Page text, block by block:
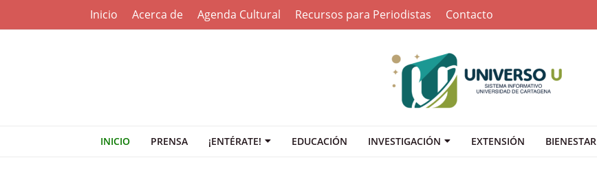
Inicio Acerca de Agenda Cultural Recursos para Periodistas Contacto
INICIO PRENSA ¡ENTÉRATE! EDUCACIÓN INVESTIGACIÓN EXTENSIÓN BIENESTAR